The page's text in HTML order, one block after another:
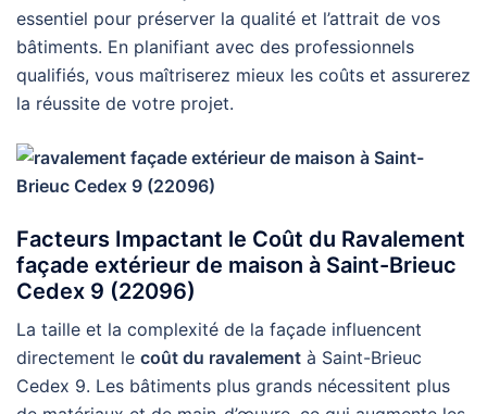
essentiel pour préserver la qualité et l’attrait de vos
bâtiments. En planifiant avec des professionnels
qualifiés, vous maîtriserez mieux les coûts et assurerez
la réussite de votre projet.
Facteurs Impactant le Coût du Ravalement
façade extérieur de maison à Saint-Brieuc
Cedex 9 (22096)
La taille et la complexité de la façade influencent
directement le coût du ravalement à Saint-Brieuc
Cedex 9. Les bâtiments plus grands nécessitent plus